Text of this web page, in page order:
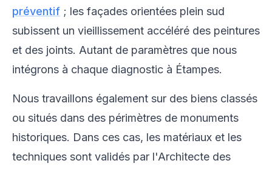
préventif ; les façades orientées plein sud
subissent un vieillissement accéléré des peintures
et des joints. Autant de paramètres que nous
intégrons à chaque diagnostic à Étampes.
Nous travaillons également sur des biens classés
ou situés dans des périmètres de monuments
historiques. Dans ces cas, les matériaux et les
techniques sont validés par l'Architecte des